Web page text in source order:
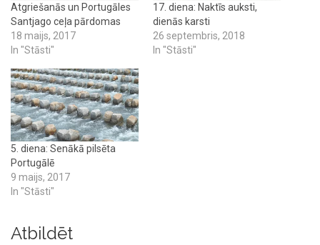
Atgriešanās un Portugāles
Santjago ceļa pārdomas
18 maijs, 2017
In "Stāsti"
17. diena: Naktīs auksti,
dienās karsti
26 septembris, 2018
In "Stāsti"
5. diena: Senākā pilsēta
Portugālē
9 maijs, 2017
In "Stāsti"
Atbildēt